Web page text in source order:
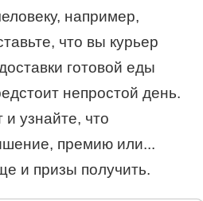
например,
что вы курьер
готовой еды
непростой день.
и узнайте, что
премию или...
и призы получить.